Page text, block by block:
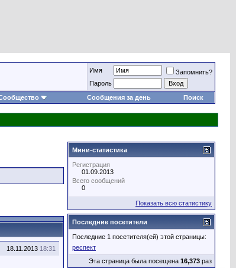
Имя
Запомнить?
Пароль
Сообщения за день Поиск
18.11.2013 18:31
Мини-статистика
Регистрация
01.09.2013
Всего сообщений
0
Показать всю статистику
Последние посетители
Последние 1 посетителя(ей) этой страницы:
респект
Эта страница была посещена 16,373 раз